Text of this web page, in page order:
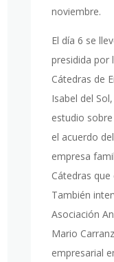
noviembre.
El día 6 se
presidida por
Cátedras de
Isabel del
estudio
el acuerdo
empresa
Cátedras
También
Asociación
Mario
empresarial